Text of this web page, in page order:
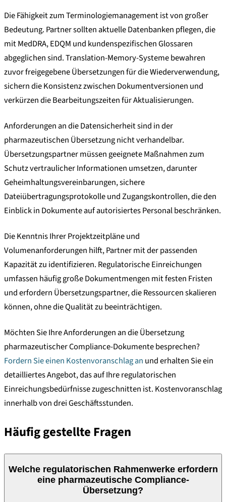
Die Fähigkeit zum Terminologiemanagement ist von großer
Bedeutung. Partner sollten aktuelle Datenbanken pflegen, die
mit MedDRA, EDQM und kundenspezifischen Glossaren
abgeglichen sind. Translation-Memory-Systeme bewahren
zuvor freigegebene Übersetzungen für die Wiederverwendung,
sichern die Konsistenz zwischen Dokumentversionen und
verkürzen die Bearbeitungszeiten für Aktualisierungen.
Anforderungen an die Datensicherheit sind in der
pharmazeutischen Übersetzung nicht verhandelbar.
Übersetzungspartner müssen geeignete Maßnahmen zum
Schutz vertraulicher Informationen umsetzen, darunter
Geheimhaltungsvereinbarungen, sichere
Dateiübertragungsprotokolle und Zugangskontrollen, die den
Einblick in Dokumente auf autorisiertes Personal beschränken.
Die Kenntnis Ihrer Projektzeitpläne und
Volumenanforderungen hilft, Partner mit der passenden
Kapazität zu identifizieren. Regulatorische Einreichungen
umfassen häufig große Dokumentmengen mit festen Fristen
und erfordern Übersetzungspartner, die Ressourcen skalieren
können, ohne die Qualität zu beeinträchtigen.
Möchten Sie Ihre Anforderungen an die Übersetzung
pharmazeutischer Compliance-Dokumente besprechen?
Fordern Sie einen Kostenvoranschlag an und erhalten Sie ein
detailliertes Angebot, das auf Ihre regulatorischen
Einreichungsbedürfnisse zugeschnitten ist. Kostenvoranschlag
innerhalb von drei Geschäftsstunden.
Häufig gestellte Fragen
Welche regulatorischen Rahmenwerke erfordern
eine pharmazeutische Compliance-
Übersetzung?